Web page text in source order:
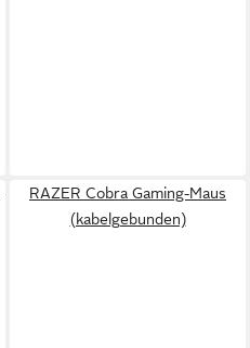
RAZER Cobra Gaming-Maus
(kabelgebunden)